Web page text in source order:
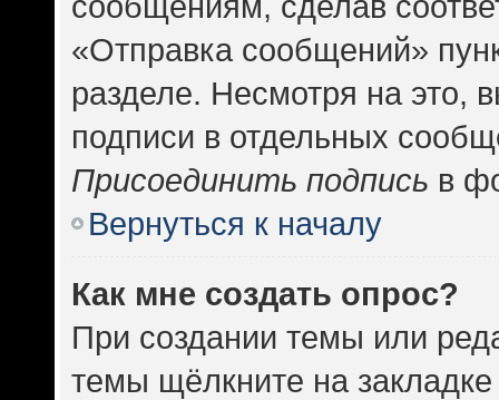
«Отправка сообщений»
разделе. Несмотря на это,
подписи в отдельных
Присоединить подпись в
Вернуться к началу
Как мне создать опрос?
При создании темы или
темы щёлкните на